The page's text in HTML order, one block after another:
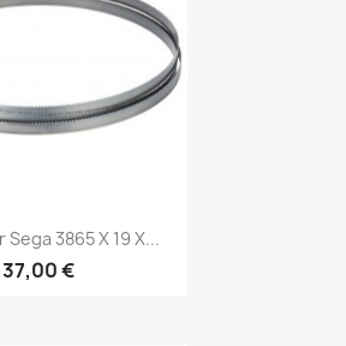
Anteprima
3865 X 19 X...
37,00 €